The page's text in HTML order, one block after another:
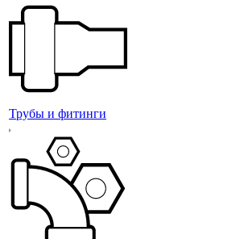
Трубы и фитинги